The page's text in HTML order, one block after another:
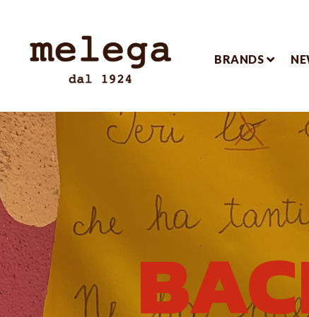
BRANDS